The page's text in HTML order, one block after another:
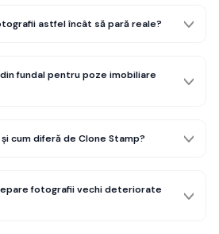
astfel încât să pară reale?
fundal pentru poze imobiliare
cum diferă de Clone Stamp?
fotografii vechi deteriorate